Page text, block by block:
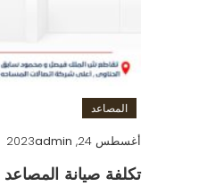
المصاعد
أغسطس 24, 2023 admin
تكلفة صيانة المصاعد